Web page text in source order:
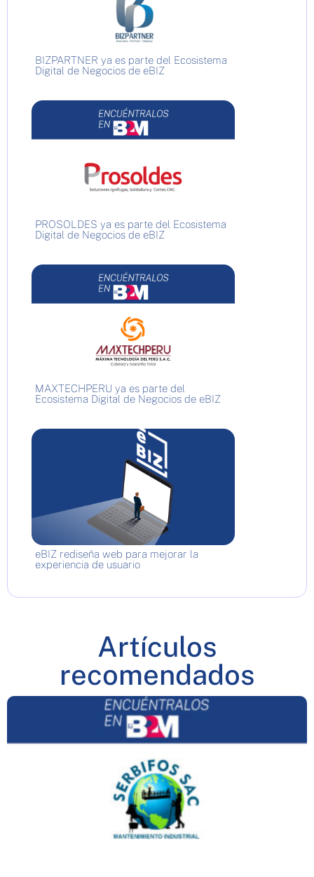
BIZPARTNER ya es parte del Ecosistema
Digital de Negocios de eBIZ
PROSOLDES ya es parte del Ecosistema
Digital de Negocios de eBIZ
MAXTECHPERU ya es parte del
Ecosistema Digital de Negocios de eBIZ
eBIZ rediseña web para mejorar la
experiencia de usuario
Artículos
recomendados